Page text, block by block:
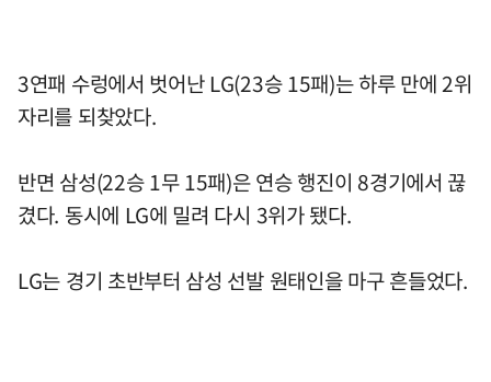
3연패 수렁에서 벗어난 LG(23승 15패)는 하루 만에 2위
자리를 되찾았다.
반면 삼성(22승 1무 15패)은 연승 행진이 8경기에서 끊
겼다. 동시에 LG에 밀려 다시 3위가 됐다.
LG는 경기 초반부터 삼성 선발 원태인을 마구 흔들었다.